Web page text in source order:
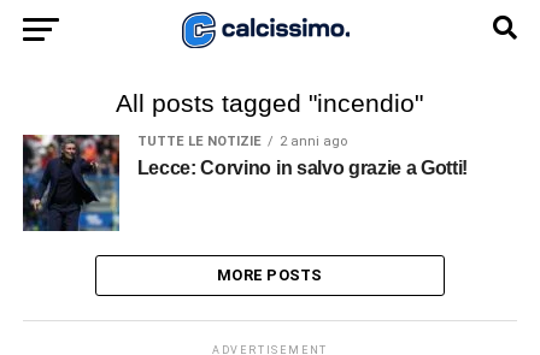
All posts tagged "incendio"
TUTTE LE NOTIZIE 2 anni ago
Lecce: Corvino in salvo grazie a Gotti!
MORE POSTS
ADVERTISEMENT